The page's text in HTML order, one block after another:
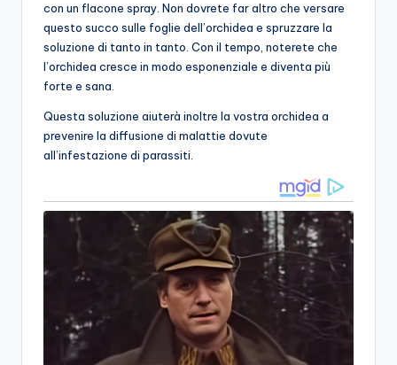
con un flacone spray. Non dovrete far altro che versare
questo succo sulle foglie dell’orchidea e spruzzare la
soluzione di tanto in tanto. Con il tempo, noterete che
l’orchidea cresce in modo esponenziale e diventa più
forte e sana.
Questa soluzione aiuterà inoltre la vostra orchidea a
prevenire la diffusione di malattie dovute
all’infestazione di parassiti.